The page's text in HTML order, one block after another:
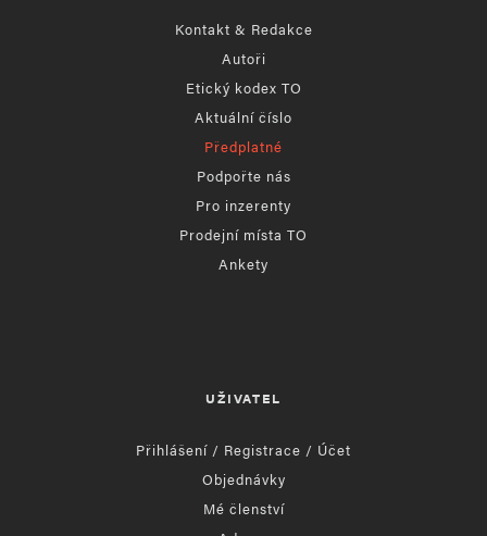
Kontakt & Redakce
Autoři
Etický kodex TO
Aktuální číslo
Předplatné
Podpořte nás
Pro inzerenty
Prodejní místa TO
Ankety
UŽIVATEL
Přihlášení / Registrace / Účet
Objednávky
Mé členství